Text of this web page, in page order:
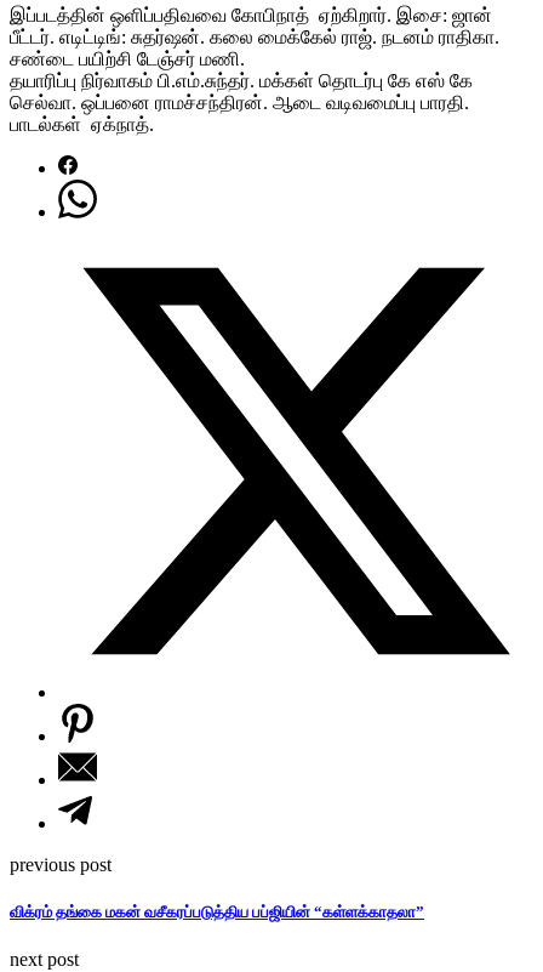
இப்படத்தின் ஒளிப்பதிவவை கோபிநாத் ஏற்கிறார். இசை: ஜான்
பீட்டர். எடிட்டிங்: சுதர்ஷன். கலை மைக்கேல் ராஜ். நடனம் ராதிகா.
சண்டை பயிற்சி டேஞ்சர் மணி.
தயாரிப்பு நிர்வாகம் பி.எம்.சுந்தர். மக்கள் தொடர்பு கே எஸ் கே
செல்வா. ஒப்பனை ராமச்சந்திரன். ஆடை வடிவமைப்பு பாரதி.
பாடல்கள் ஏக்நாத்.
previous post
விக்ரம் தங்கை மகன் வசீகரப்படுத்திய பப்ஜியின் “கள்ளக்காதலா”
next post